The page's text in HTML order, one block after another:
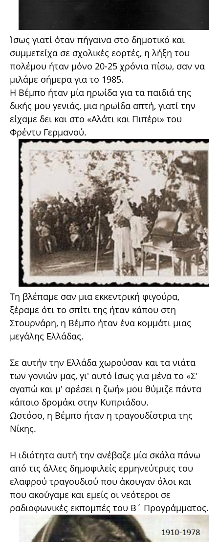
Ίσως γιατί όταν πήγαινα στο δημοτικό και
συμμετείχα σε σχολικές εορτές, η λήξη του
πολέμου ήταν μόνο 20-25 χρόνια πίσω, σαν να
μιλάμε σήμερα για το 1985.
Η Βέμπο ήταν μία ηρωίδα για τα παιδιά της
δικής μου γενιάς, μια ηρωίδα απτή, γιατί την
είχαμε δει και στο «Αλάτι και Πιπέρι» του
Φρέντυ Γερμανού.
Τη βλέπαμε σαν μια εκκεντρική φιγούρα,
ξέραμε ότι το σπίτι της ήταν κάπου στη
Στουρνάρη, η Βέμπο ήταν ένα κομμάτι μιας
μεγάλης Ελλάδας.
Σε αυτήν την Ελλάδα χωρούσαν και τα νιάτα
των γονιών μας, γι' αυτό ίσως για μένα το «Σ'
αγαπώ και μ' αρέσει η ζωή» μου θύμιζε πάντα
κάποιο δρομάκι στην Κυπριάδου.
Ωστόσο, η Βέμπο ήταν η τραγουδίστρια της
Νίκης.
Η ιδιότητα αυτή την ανέβαζε μία σκάλα πάνω
από τις άλλες δημοφιλείς ερμηνεύτριες του
ελαφρού τραγουδιού που άκουγαν όλοι και
που ακούγαμε και εμείς οι νεότεροι σε
ραδιοφωνικές εκπομπές του Β΄ Προγράμματος.